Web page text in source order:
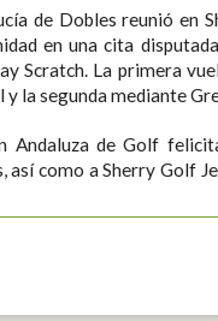
de Dobles reunió en
en una cita
Scratch. La primera
la segunda mediante
Andaluza de Golf
así como a Sherry Golf